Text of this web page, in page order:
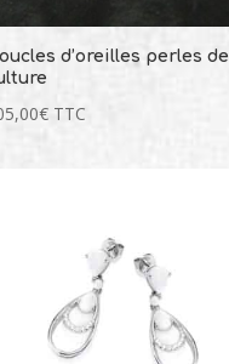
d’oreilles perles de
€ TTC